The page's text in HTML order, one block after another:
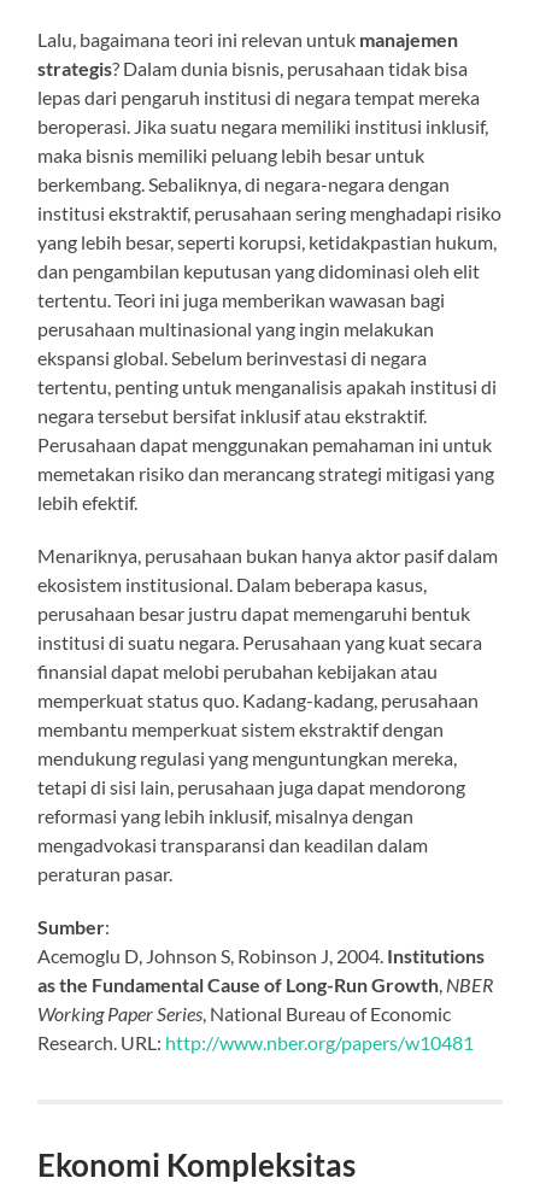
Lalu, bagaimana teori ini relevan untuk manajemen
strategis? Dalam dunia bisnis, perusahaan tidak bisa
lepas dari pengaruh institusi di negara tempat mereka
beroperasi. Jika suatu negara memiliki institusi inklusif,
maka bisnis memiliki peluang lebih besar untuk
berkembang. Sebaliknya, di negara-negara dengan
institusi ekstraktif, perusahaan sering menghadapi risiko
yang lebih besar, seperti korupsi, ketidakpastian hukum,
dan pengambilan keputusan yang didominasi oleh elit
tertentu. Teori ini juga memberikan wawasan bagi
perusahaan multinasional yang ingin melakukan
ekspansi global. Sebelum berinvestasi di negara
tertentu, penting untuk menganalisis apakah institusi di
negara tersebut bersifat inklusif atau ekstraktif.
Perusahaan dapat menggunakan pemahaman ini untuk
memetakan risiko dan merancang strategi mitigasi yang
lebih efektif.
Menariknya, perusahaan bukan hanya aktor pasif dalam
ekosistem institusional. Dalam beberapa kasus,
perusahaan besar justru dapat memengaruhi bentuk
institusi di suatu negara. Perusahaan yang kuat secara
finansial dapat melobi perubahan kebijakan atau
memperkuat status quo. Kadang-kadang, perusahaan
membantu memperkuat sistem ekstraktif dengan
mendukung regulasi yang menguntungkan mereka,
tetapi di sisi lain, perusahaan juga dapat mendorong
reformasi yang lebih inklusif, misalnya dengan
mengadvokasi transparansi dan keadilan dalam
peraturan pasar.
Sumber:
Acemoglu D, Johnson S, Robinson J, 2004. Institutions
as the Fundamental Cause of Long-Run Growth, NBER
Working Paper Series, National Bureau of Economic
Research. URL: http://www.nber.org/papers/w10481
Ekonomi Kompleksitas